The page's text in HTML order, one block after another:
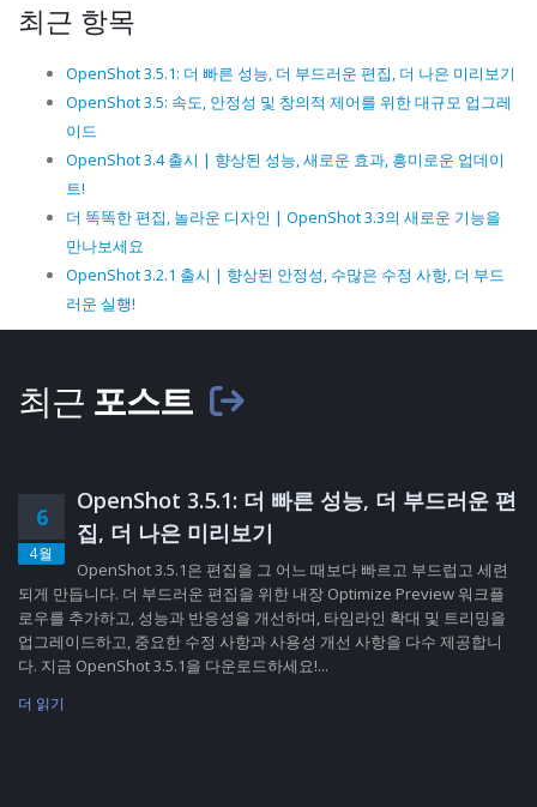
최근 항목
OpenShot 3.5.1: 더 빠른 성능, 더 부드러운 편집, 더 나은 미리보기
OpenShot 3.5: 속도, 안정성 및 창의적 제어를 위한 대규모 업그레
이드
OpenShot 3.4 출시 | 향상된 성능, 새로운 효과, 흥미로운 업데이
트!
더 똑똑한 편집, 놀라운 디자인 | OpenShot 3.3의 새로운 기능을
만나보세요
OpenShot 3.2.1 출시 | 향상된 안정성, 수많은 수정 사항, 더 부드
러운 실행!
최근 포스트
6
4월
OpenShot 3.5.1: 더 빠른 성능, 더 부드러운 편
집, 더 나은 미리보기
OpenShot 3.5.1은 편집을 그 어느 때보다 빠르고 부드럽고 세련
되게 만듭니다. 더 부드러운 편집을 위한 내장 Optimize Preview 워크플
로우를 추가하고, 성능과 반응성을 개선하며, 타임라인 확대 및 트리밍을
업그레이드하고, 중요한 수정 사항과 사용성 개선 사항을 다수 제공합니
다. 지금 OpenShot 3.5.1을 다운로드하세요!...
더 읽기